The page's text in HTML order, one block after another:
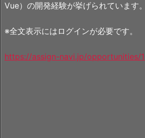
Vue）の開発経験が挙げられています。
※全文表示にはログインが必要です。
https://assign-navi.jp/opportunities/